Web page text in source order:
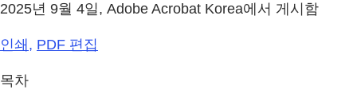
2025년 9월 4일, Adobe Acrobat Korea에서 게시함
인쇄, PDF 편집
목차